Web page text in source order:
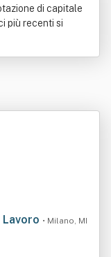
di capitale
più recenti si
• Milano, MI